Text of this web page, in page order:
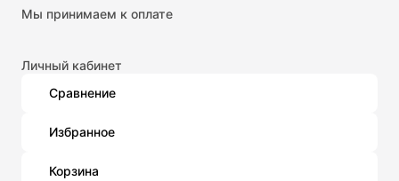
Мы принимаем к оплате
Личный кабинет
Сравнение
Избранное
Корзина